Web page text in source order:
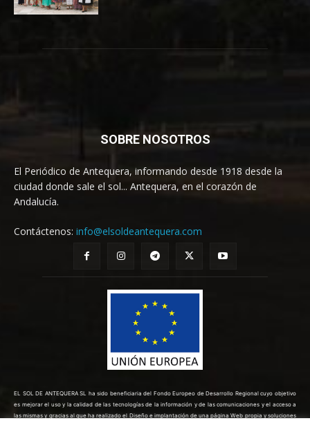
SOBRE NOSOTROS
El Periódico de Antequera, informando desde 1918 desde la
ciudad donde sale el sol... Antequera, en el corazón de
Andalucía.
Contáctenos: info@elsoldeantequera.com
EL SOL DE ANTEQUERA SL ha sido beneficiaria del Fondo Europeo de Desarrollo Regional cuyo objetivo
es mejorar el uso y la calidad de las tecnologías de la información y de las comunicaciones y el acceso a
las mismas y gracias al que ha realizado el Diseño e implantación de una página Web propia y soluciones